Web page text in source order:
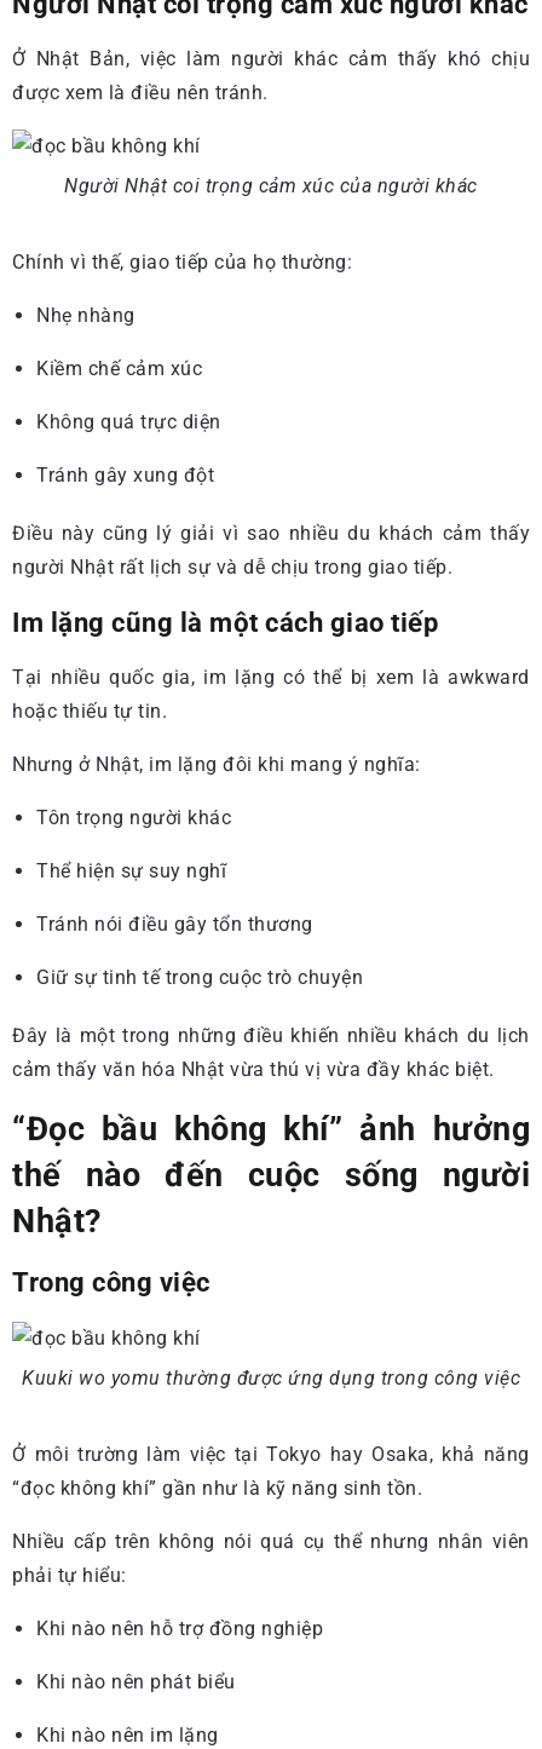
Ở Nhật Bản, việc làm người khác cảm thấy khó chịu
được xem là điều nên tránh.
Người Nhật coi trọng cảm xúc của người khác
Chính vì thế, giao tiếp của họ thường:
Nhẹ nhàng
Kiềm chế cảm xúc
Không quá trực diện
Tránh gây xung đột
Điều này cũng lý giải vì sao nhiều du khách cảm thấy
người Nhật rất lịch sự và dễ chịu trong giao tiếp.
Im lặng cũng là một cách giao tiếp
Tại nhiều quốc gia, im lặng có thể bị xem là awkward
hoặc thiếu tự tin.
Nhưng ở Nhật, im lặng đôi khi mang ý nghĩa:
Tôn trọng người khác
Thể hiện sự suy nghĩ
Tránh nói điều gây tổn thương
Giữ sự tinh tế trong cuộc trò chuyện
Đây là một trong những điều khiến nhiều khách du lịch
cảm thấy văn hóa Nhật vừa thú vị vừa đầy khác biệt.
“Đọc bầu không khí” ảnh hưởng
thế nào đến cuộc sống người
Nhật?
Trong công việc
Kuuki wo yomu thường được ứng dụng trong công việc
Ở môi trường làm việc tại Tokyo hay Osaka, khả năng
“đọc không khí” gần như là kỹ năng sinh tồn.
Nhiều cấp trên không nói quá cụ thể nhưng nhân viên
phải tự hiểu:
Khi nào nên hỗ trợ đồng nghiệp
Khi nào nên phát biểu
Khi nào nên im lặng